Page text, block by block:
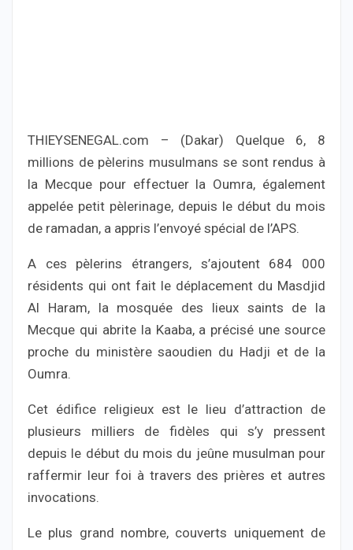
THIEYSENEGAL.com – (Dakar) Quelque 6, 8
millions de pèlerins musulmans se sont rendus à
la Mecque pour effectuer la Oumra, également
appelée petit pèlerinage, depuis le début du mois
de ramadan, a appris l’envoyé spécial de l’APS.
A ces pèlerins étrangers, s’ajoutent 684 000
résidents qui ont fait le déplacement du Masdjid
Al Haram, la mosquée des lieux saints de la
Mecque qui abrite la Kaaba, a précisé une source
proche du ministère saoudien du Hadji et de la
Oumra.
Cet édifice religieux est le lieu d’attraction de
plusieurs milliers de fidèles qui s’y pressent
depuis le début du mois du jeûne musulman pour
raffermir leur foi à travers des prières et autres
invocations.
Le plus grand nombre, couverts uniquement de